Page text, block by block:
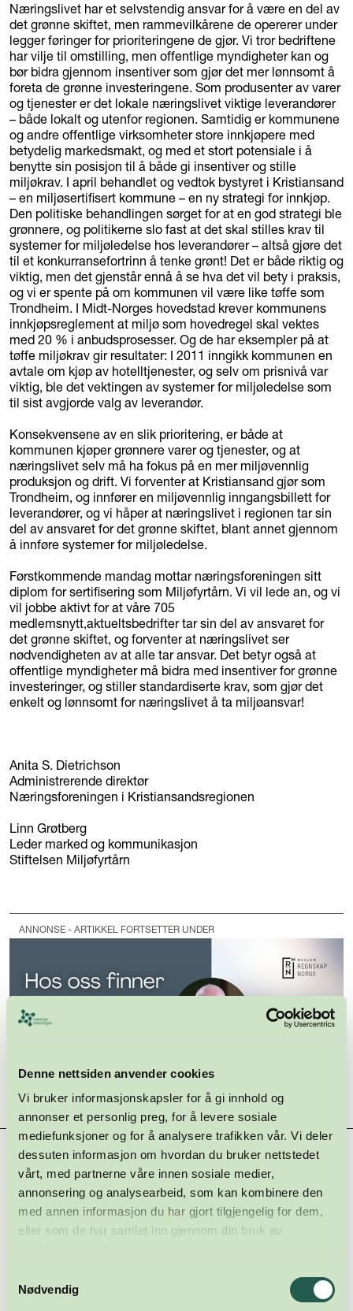
Denne nettsiden anvender cookies
Vi bruker informasjonskapsler for å gi innhold og
annonser et personlig preg, for å levere sosiale
mediefunksjoner og for å analysere trafikken vår. Vi deler
dessuten informasjon om hvordan du bruker nettstedet
vårt, med partnerne våre innen sosiale medier,
annonsering og analysearbeid, som kan kombinere den
med annen informasjon du har gjort tilgjengelig for dem,
eller som de har samlet inn gjennom din bruk av
Nødvendig
Næringslivet har et selvstendig ansvar for å være en del av
det grønne skiftet, men rammevilkårene de opererer under
legger føringer for prioriteringene de gjør. Vi tror bedriftene
har vilje til omstilling, men offentlige myndigheter kan og
bør bidra gjennom insentiver som gjør det mer lønnsomt å
foreta de grønne investeringene. Som produsenter av varer
og tjenester er det lokale næringslivet viktige leverandører
– både lokalt og utenfor regionen. Samtidig er kommunene
og andre offentlige virksomheter store innkjøpere med
betydelig markedsmakt, og med et stort potensiale i å
benytte sin posisjon til å både gi insentiver og stille
miljøkrav. I april behandlet og vedtok bystyret i Kristiansand
– en miljøsertifisert kommune – en ny strategi for innkjøp.
Den politiske behandlingen sørget for at en god strategi ble
grønnere, og politikerne slo fast at det skal stilles krav til
systemer for miljøledelse hos leverandører – altså gjøre det
til et konkurransefortrinn å tenke grønt! Det er både riktig og
viktig, men det gjenstår ennå å se hva det vil bety i praksis,
og vi er spente på om kommunen vil være like tøffe som
Trondheim. I Midt-Norges hovedstad krever kommunens
innkjøpsreglement at miljø som hovedregel skal vektes
med 20 % i anbudsprosesser. Og de har eksempler på at
tøffe miljøkrav gir resultater: I 2011 inngikk kommunen en
avtale om kjøp av hotelltjenester, og selv om prisnivå var
viktig, ble det vektingen av systemer for miljøledelse som
til sist avgjorde valg av leverandør.
Konsekvensene av en slik prioritering, er både at
kommunen kjøper grønnere varer og tjenester, og at
næringslivet selv må ha fokus på en mer miljøvennlig
produksjon og drift. Vi forventer at Kristiansand gjør som
Trondheim, og innfører en miljøvennlig inngangsbillett for
leverandører, og vi håper at næringslivet i regionen tar sin
del av ansvaret for det grønne skiftet, blant annet gjennom
å innføre systemer for miljøledelse.
Førstkommende mandag mottar næringsforeningen sitt
diplom for sertifisering som Miljøfyrtårn. Vi vil lede an, og vi
vil jobbe aktivt for at våre 705
medlemsnytt,aktueltsbedrifter tar sin del av ansvaret for
det grønne skiftet, og forventer at næringslivet ser
nødvendigheten av at alle tar ansvar. Det betyr også at
offentlige myndigheter må bidra med insentiver for grønne
investeringer, og stiller standardiserte krav, som gjør det
enkelt og lønnsomt for næringslivet å ta miljøansvar!
Anita S. Dietrichson
Administrerende direktør
Næringsforeningen i Kristiansandsregionen
Linn Grøtberg
Leder marked og kommunikasjon
Stiftelsen Miljøfyrtårn
ANNONSE - ARTIKKEL FORTSETTER UNDER
Hovedsamarbeidspartnere